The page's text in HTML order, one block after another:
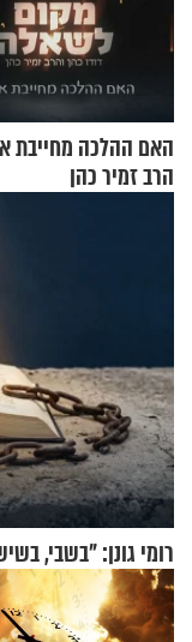
האם ההלכה מחייבת
הרב זמיר כהן
רומי גונן: "בשבי,